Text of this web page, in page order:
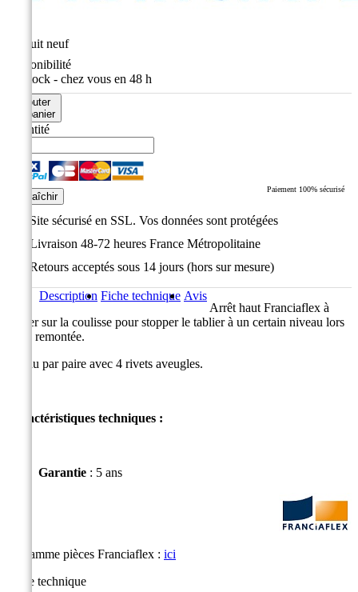
Produit neuf
Disponibilité
En stock - chez vous en 48 h
Ajouter
au panier
Quantité
Paiement 100% sécurisé
Site sécurisé en SSL. Vos données sont protégées
Livraison 48-72 heures France Métropolitaine
Retours acceptés sous 14 jours (hors sur mesure)
Description Fiche technique Avis
Arrêt haut Franciaflex à
riveter sur la coulisse pour stopper le tablier à un certain niveau lors
de sa remontée.
Vendu par paire avec 4 rivets aveugles.
Caractéristiques techniques :
Garantie : 5 ans
La gamme pièces Franciaflex : ici
Fiche technique